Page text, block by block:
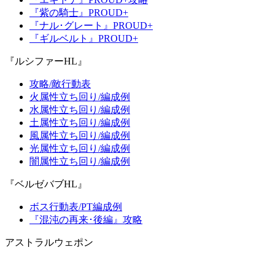
『紫の騎士』PROUD+
『ナル･グレート』PROUD+
『ギルベルト』PROUD+
『ルシファーHL』
攻略/敵行動表
火属性立ち回り/編成例
水属性立ち回り/編成例
土属性立ち回り/編成例
風属性立ち回り/編成例
光属性立ち回り/編成例
闇属性立ち回り/編成例
『ベルゼバブHL』
ボス行動表/PT編成例
『混沌の再来･後編』攻略
アストラルウェポン